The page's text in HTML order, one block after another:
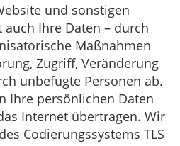
und sonstigen
Ihre Daten – durch
Maßnahmen
Zugriff, Veränderung
unbefugte Personen ab.
Ihre persönlichen Daten
Internet übertragen. Wir
Codierungssystems TLS